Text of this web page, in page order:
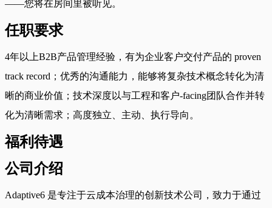
——您将在房间里被听见。
任职要求
4年以上B2B产品管理经验，有为企业客户交付产品的 proven
track record；优秀的沟通能力，能够将复杂技术概念转化为清
晰的商业价值；技术深度以与工程和客户-facing团队合作并转
化为清晰需求；高度独立、主动、执行导向。
福利待遇
公司介绍
Adaptive6 是专注于云成本治理的创新技术公司，致力于通过